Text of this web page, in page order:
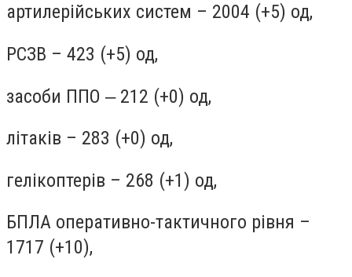
артилерійських систем – 2004 (+5) од,
РСЗВ – 423 (+5) од,
засоби ППО ‒ 212 (+0) од,
літаків – 283 (+0) од,
гелікоптерів – 268 (+1) од,
БПЛА оперативно-тактичного рівня –
1717 (+10),